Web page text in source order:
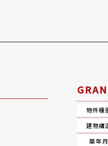
物件種
建物構
築年月